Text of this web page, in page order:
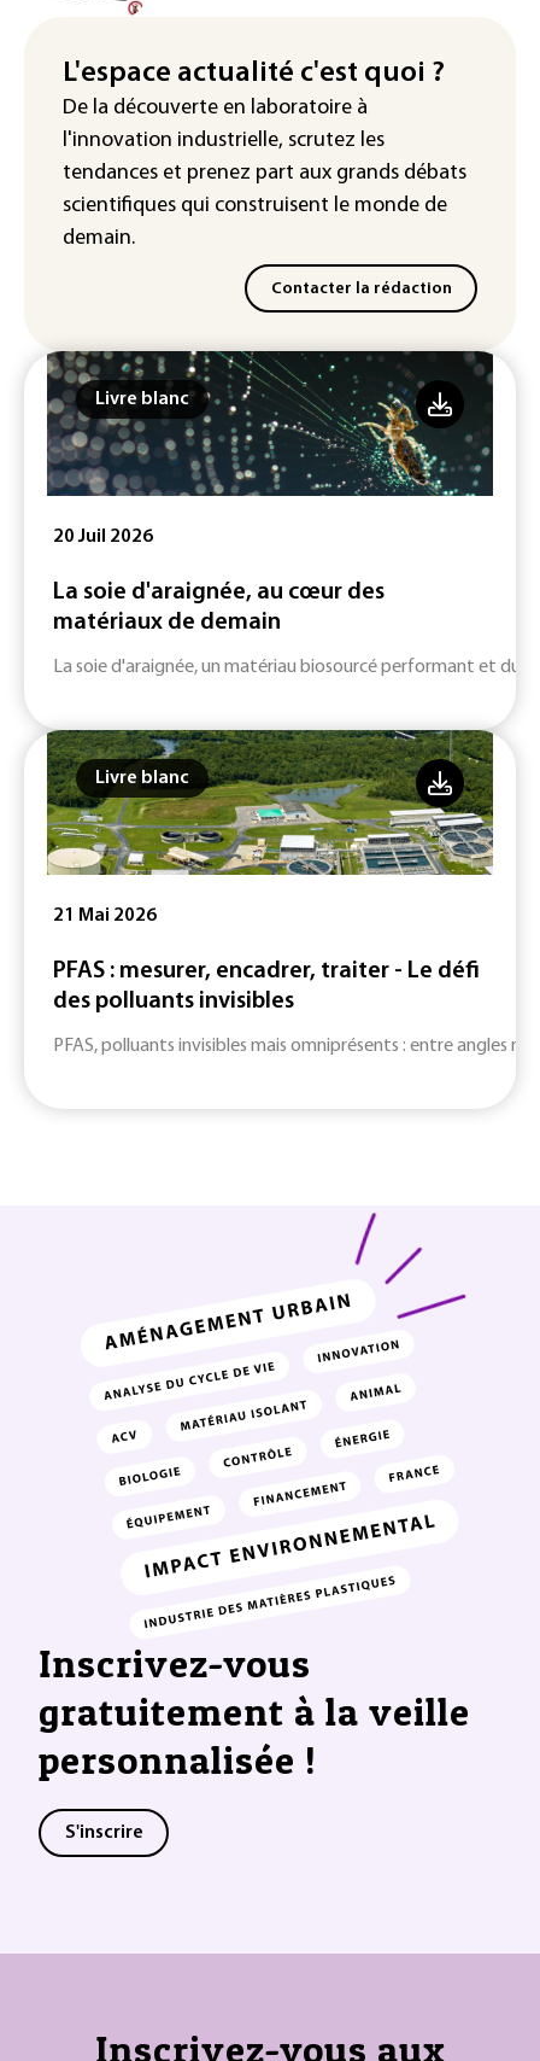
La production française de maïs
"Retour en force" progressif de la
chaleur dans les prochains jours en
France
L'espace actualité c'est quoi ?
De la découverte en laboratoire à
l'innovation industrielle, scrutez les
tendances et prenez part aux grands débats
scientifiques qui construisent le monde de
demain.
Contacter la rédaction
Livre blanc
20 Juil 2026
La soie d'araignée, au cœur des
matériaux de demain
La soie d'araignée, un matériau biosourcé performant et
Livre blanc
21 Mai 2026
PFAS : mesurer, encadrer, traiter - Le défi
des polluants invisibles
PFAS, polluants invisibles mais omniprésents : entre angles
Inscrivez-vous
gratuitement à la veille
personnalisée !
S'inscrire
Inscrivez-vous aux